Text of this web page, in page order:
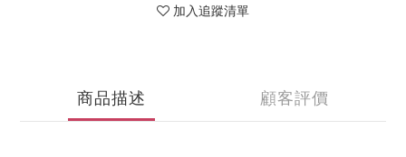
加入追蹤清單
商品描述 顧客評價